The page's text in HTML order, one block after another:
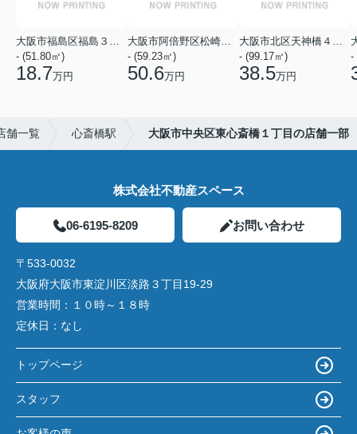
- (51.80㎡)
18.7万円
- (59.23㎡)
50.6万円
- (99.17㎡)
38.5万円
-
舗一覧 心斎橋駅 大阪市中央区東心斎橋１丁目の店舗一部
株式会社不動産スペース
06-6195-8209 お問い合わせ
〒533-0032
大阪府大阪市東淀川区淡路３丁目19-29
営業時間： １０時～１８時
定休日： なし
トップページ
スタッフ